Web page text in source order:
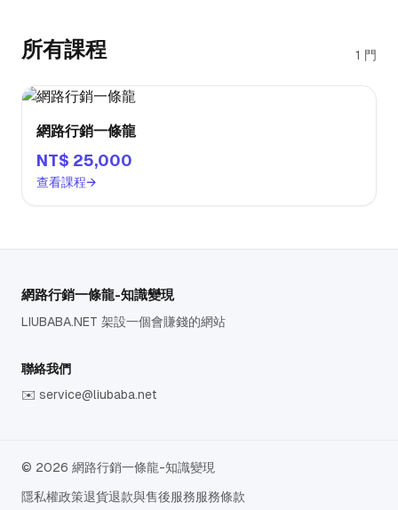
所有課程 1 門
網路行銷一條龍
NT$ 25,000
查看課程→
網路行銷一條龍-知識變現
LIUBABA.NET 架設一個會賺錢的網站
聯絡我們
✉️ service@liubaba.net
© 2026 網路行銷一條龍-知識變現
隱私權政策退貨退款與售後服務服務條款